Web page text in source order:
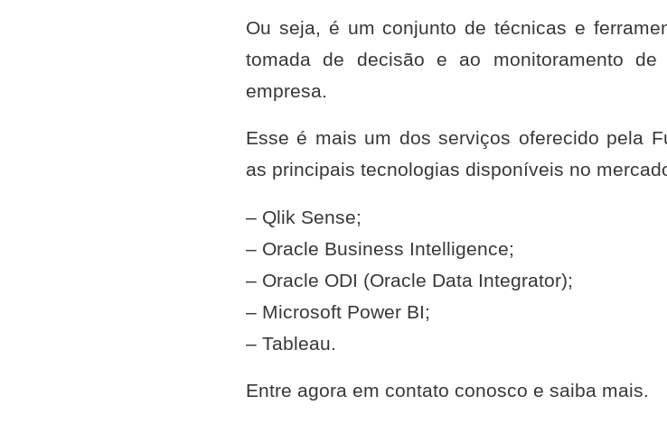
Ou seja, é um conjunto de técnicas e
tomada de decisão e ao monitoramento de
empresa.
Esse é mais um dos serviços oferecido pela
as principais tecnologias disponíveis no
– Qlik Sense;
– Oracle Business Intelligence;
– Oracle ODI (Oracle Data Integrator);
– Microsoft Power BI;
– Tableau.
Entre agora em contato conosco e saiba mais.